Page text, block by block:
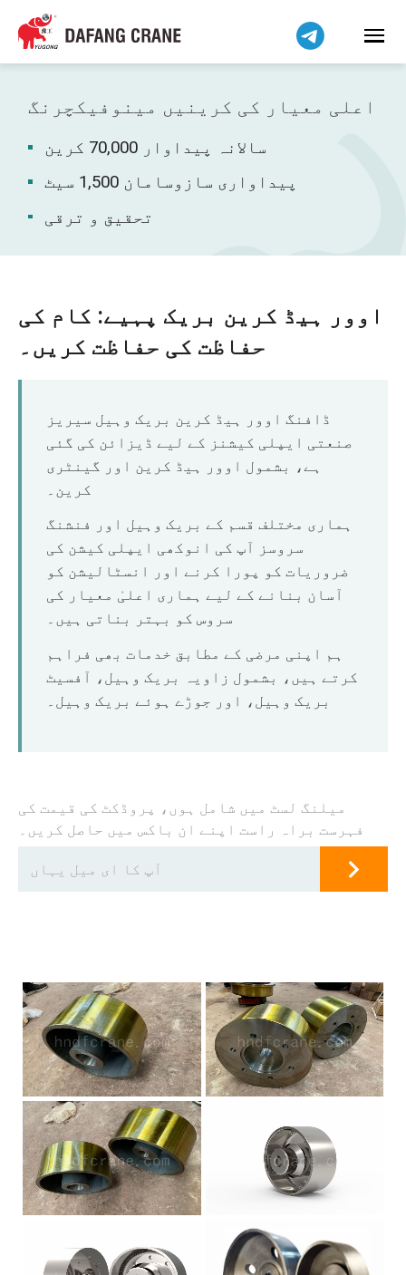
اعلی معیار کی کرینیں مینوفیکچرنگ
سالانہ پیداوار 70,000 کرین
پیداواری سازوسامان 1,500 سیٹ
تحقیق و ترقی
اوور ہیڈ کرین بریک پہیے: کام کی
حفاظت کی حفاظت کریں۔
ڈافنگ اوور ہیڈ کرین بریک وہیل سیریز
صنعتی ایپلی کیشنز کے لیے ڈیزائن کی گئی
ہے، بشمول اوور ہیڈ کرین اور گینٹری
کرین۔
ہماری مختلف قسم کے بریک وہیل اور فنشنگ
سروسز آپ کی انوکھی ایپلی کیشن کی
ضروریات کو پورا کرنے اور انسٹالیشن کو
آسان بنانے کے لیے ہماری اعلیٰ معیار کی
سروس کو بہتر بناتی ہیں۔
ہم اپنی مرضی کے مطابق خدمات بھی فراہم
کرتے ہیں، بشمول زاویہ بریک وہیل، آفسیٹ
بریک وہیل، اور جوڑے ہوئے بریک وہیل۔
میلنگ لسٹ میں شامل ہوں، پروڈکٹ کی قیمت کی
فہرست براہ راست اپنے ان باکس میں حاصل کریں۔
हिन्दी
Bahasa Indonesia
Bahasa Melayu
简体中文
বাংলা
فارسی
Pilipino
Kiswahili
Dansk
Norsk
O‘zbekcha